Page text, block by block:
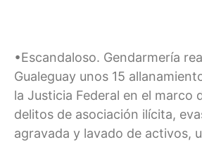
•Escandaloso. Gendarmería
Gualeguay unos 15
la Justicia Federal en el marco
delitos de asociación ilícita,
agravada y lavado de activos,